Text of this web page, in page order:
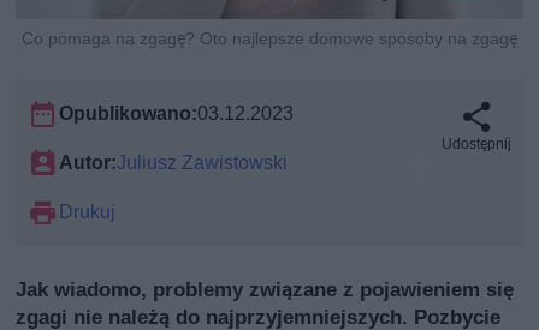
Co pomaga na zgagę? Oto najlepsze domowe sposoby na zgagę
Opublikowano:03.12.2023
Autor:Juliusz Zawistowski
Drukuj
Udostępnij
Jak wiadomo, problemy związane z pojawieniem się
zgagi nie należą do najprzyjemniejszych. Pozbycie